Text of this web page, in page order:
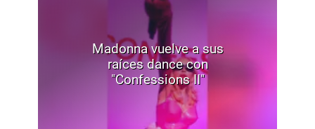
Madonna vuelve a sus
raíces dance con
"Confessions II"